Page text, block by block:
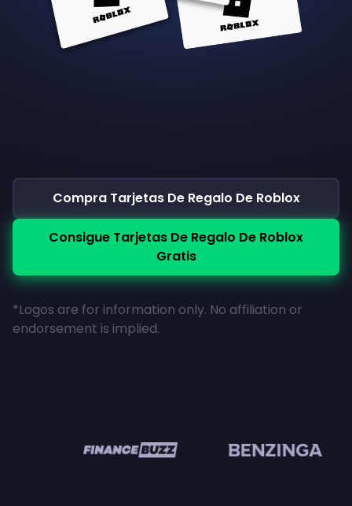
Compra Tarjetas De Regalo De Roblox
Consigue Tarjetas De Regalo De Roblox
Gratis
*Logos are for information only. No affiliation or
endorsement is implied.